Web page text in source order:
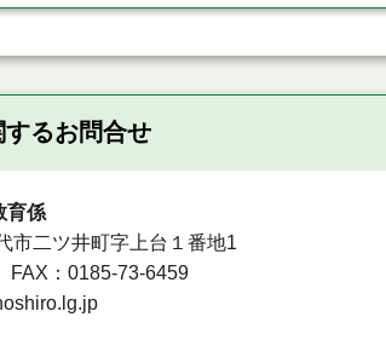
るお問合せ
育係
市二ツ井町字上台１番地1
FAX：0185-73-6459